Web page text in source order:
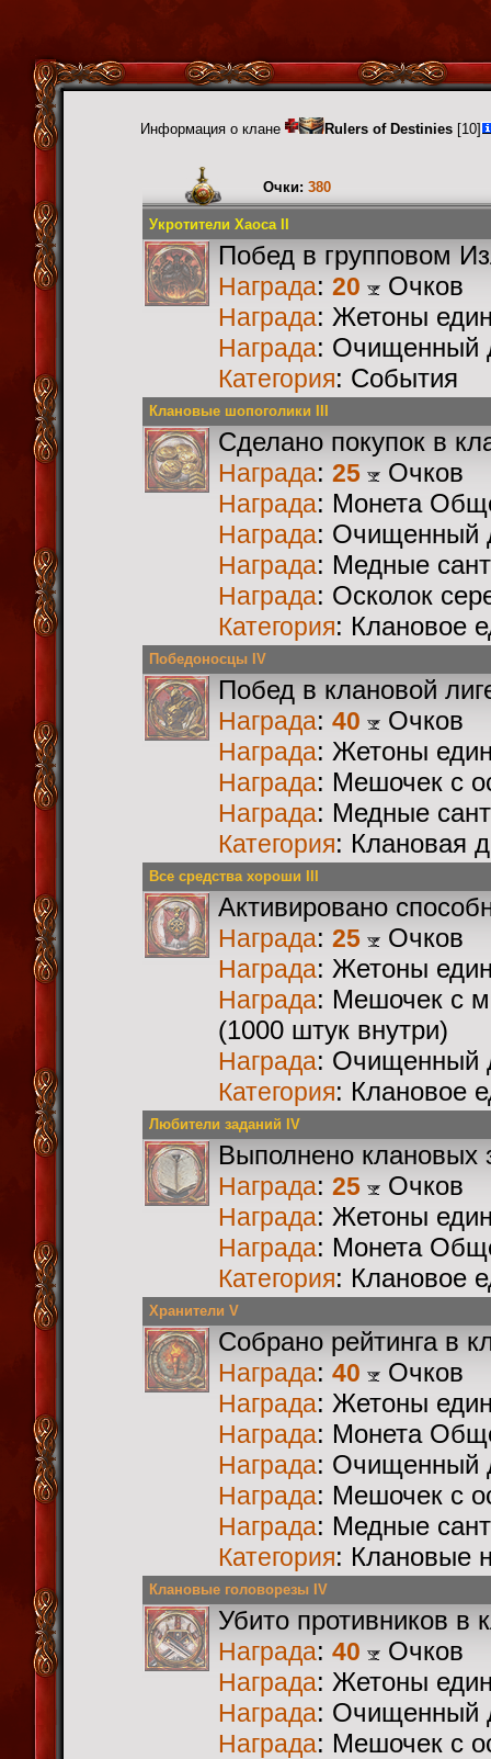
Информация о клане Rulers of Destinies [10]
Очки: 380
Укротители Хаоса II
Побед в групповом
Награда: 20 Очков
Награда: Жетоны
Награда: Очищенный
Категория: События
Клановые шопоголики III
Сделано покупок в
Награда: 25 Очков
Награда: Монета
Награда: Очищенный
Награда: Медные
Награда: Осколок
Категория: Клановое
Победоносцы IV
Побед в клановой
Награда: 40 Очков
Награда: Жетоны
Награда: Мешочек с
Награда: Медные
Категория: Клановая
Все средства хороши III
Активировано
Награда: 25 Очков
Награда: Жетоны
Награда: Мешочек с
(1000 штук внутри)
Награда: Очищенный
Категория: Клановое
Любители заданий IV
Выполнено клановых
Награда: 25 Очков
Награда: Жетоны
Награда: Монета
Категория: Клановое
Хранители V
Собрано рейтинга в
Награда: 40 Очков
Награда: Жетоны
Награда: Монета
Награда: Очищенный
Награда: Мешочек с
Награда: Медные
Категория: Клановые
Клановые головорезы IV
Убито противников в
Награда: 40 Очков
Награда: Жетоны
Награда: Очищенный
Награда: Мешочек с